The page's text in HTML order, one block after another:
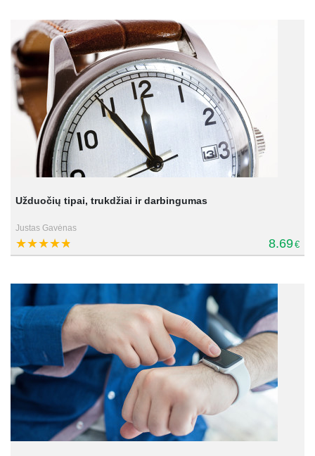
Užduočių tipai, trukdžiai ir darbingumas
Justas Gavėnas
8.69€